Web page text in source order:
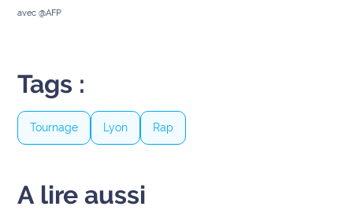
Social
National
International
Municipales
avec @AFP
Tags :
Tournage Lyon Rap
A lire aussi